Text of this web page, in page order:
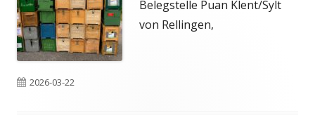
Fenster
öffnen
Belegstelle Puan Klent/Sylt
von Rellingen,
Veröffentlicht
2026-03-22